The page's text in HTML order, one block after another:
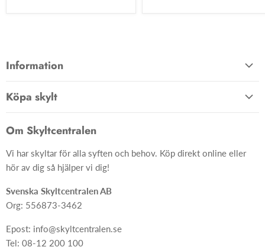
Information
Om oss
Ångra ditt köp
Köpa skylt
Material
Skyltar
Skapa skylt från grunden
Om Skyltcentralen
Vi har skyltar för alla syften och behov. Köp direkt online eller
hör av dig så hjälper vi dig!
Svenska Skyltcentralen AB
Org: 556873-3462
Epost: info@skyltcentralen.se
Tel: 08-12 200 100